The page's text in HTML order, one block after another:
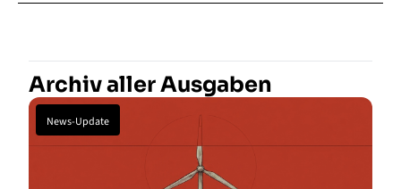
Archiv aller Ausgaben
News-Update